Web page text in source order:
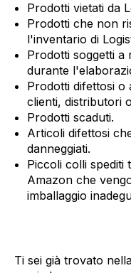
Prodotti vietati da
Prodotti che non
l'inventario di
Prodotti soggetti a
durante
Prodotti difettosi o
clienti, distributori
Prodotti scaduti.
Articoli difettosi
danneggiati.
Piccoli colli spediti
Amazon che
imballaggio
Ti sei già trovato